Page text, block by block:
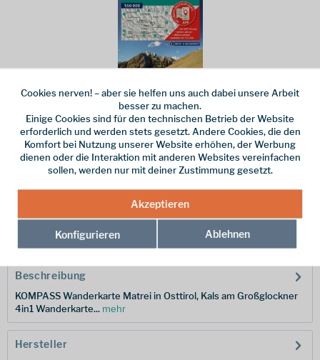
Dieser Artikel steht derzeit nicht zur Verfügung!
14,95 € *
zzgl. Versandkosten
Hersteller-Nr.:
Beschreibung
KOMPASS Wanderkarte Matrei in Osttirol, Kals am Großglockner
4in1 Wanderkarte... mehr
Hersteller
Cookies nerven! – aber sie helfen uns auch dabei unsere Arbeit
besser zu machen.
Einige Cookies sind für den technischen Betrieb der Website
erforderlich und werden stets gesetzt. Andere Cookies, die den
Komfort bei Nutzung unserer Website erhöhen, der Werbung
dienen oder die Interaktion mit anderen Websites vereinfachen
sollen, werden nur mit deiner Zustimmung gesetzt.
Akzeptieren
Konfigurieren Ablehnen